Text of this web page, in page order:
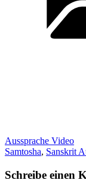
Aussprache Video
Samtosha, Sanskrit
Schreibe einen